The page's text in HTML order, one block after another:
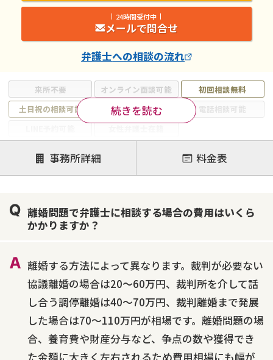
来所不要 オンライン面談可能
初回相談無料
土日祝の相談可能
19時以降電話可能
電話相談可能
注力案件
離婚前相談
離婚調停
離婚裁判
不貞・不倫慰謝料請求
国際離婚
養育費問題
財産分与
続きを読む
24時間受付中
メールで問合せ
弁護士への相談の流れ
事務所詳細 料金表
離婚問題で弁護士に相談する場合の費用はいくら
かかりますか？
離婚する方法によって異なります。裁判が必要ない
協議離婚の場合は20～60万円、裁判所を介して話
し合う調停離婚は40～70万円、裁判離婚まで発展
した場合は70～110万円が相場です。離婚問題の場
合、養育費や財産分与など、争点の数や獲得でき